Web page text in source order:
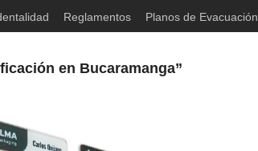
Reglamentos Planos de Evacuación
en Bucaramanga”